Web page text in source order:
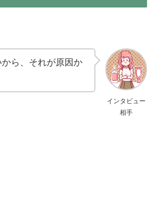
インタビュー
相手
ら、それが原因か